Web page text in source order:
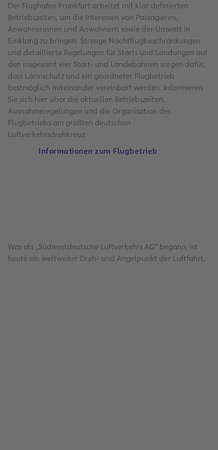
Der Flughafen Frankfurt arbeitet mit klar definierten
Betriebszeiten, um die Interessen von Passagieren,
Anwohnerinnen und Anwohnern sowie der Umwelt in
Einklang zu bringen. Strenge Nachtflugbeschränkungen
und detaillierte Regelungen für Starts und Landungen auf
den insgesamt vier Start- und Landebahnen sorgen dafür,
dass Lärmschutz und ein geordneter Flugbetrieb
bestmöglich miteinander vereinbart werden. Informieren
Sie sich hier über die aktuellen Betriebszeiten,
Ausnahmeregelungen und die Organisation des
Flugbetriebs am größten deutschen
Luftverkehrsdrehkreuz.
Informationen zum Flugbetrieb
Was als „Südwestdeutsche Luftverkehrs AG“ begann, ist
heute ein weltweiter Dreh- und Angelpunkt der Luftfahrt.